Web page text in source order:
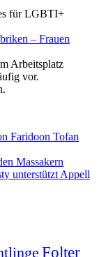
für LGBTI+
– Frauen
Arbeitsplatz
vor.
Faridoon Tofan
Massakern
unterstützt Appell
Folter